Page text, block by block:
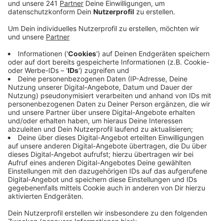
Go.Rheinland.
Demnach gehe DB Regio davon aus, dass sie erst Ende
2024 den Gesamtbetrieb zwischen Kall und Gerolstein
wieder aufnehmen kann. Bisher hatte die Deutsche
Bahn selbst vom 2. Quartal 2024 gesprochen. Eine
Bahnsprecherin konnte auf Radio Euskirchen
Nachfrage den neuen Termin nicht bestätigen. Sie hat
für kommende Woche (KW 45) neue Informationen
zum Wiederaufbau der Strecke angekündigt. Zwischen
Kall und Gerolstein läuft nach der Flutkatastrophe vor
über zwei Jahren noch der Wiederaufbau. In den
nächsten Monaten will die Bahn außerdem mit den
Arbeiten zur Elektrifizierung der Bahnstrecken im Kreis